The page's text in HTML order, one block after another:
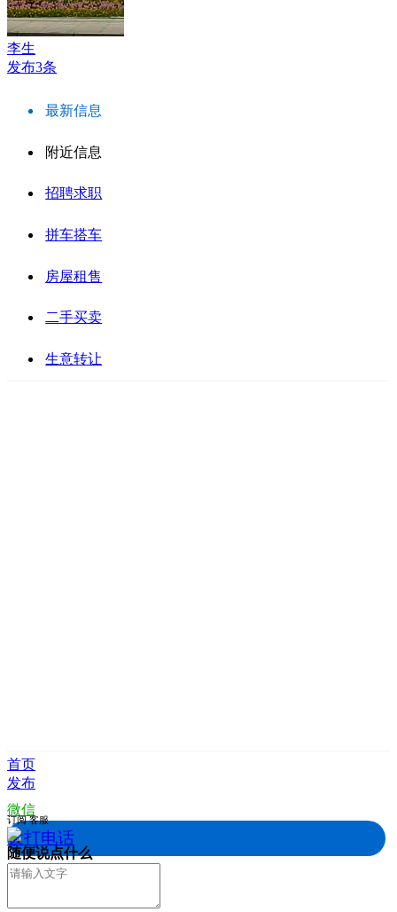
李生
发布3条
最新信息
附近信息
招聘求职
拼车搭车
房屋租售
二手买卖
生意转让
首页
发布
微信
拨打电话
订阅 客服
随便说点什么